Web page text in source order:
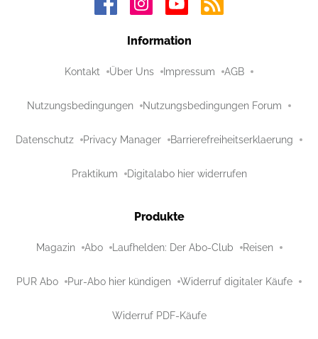
Information
Kontakt Über Uns Impressum AGB
Nutzungsbedingungen Nutzungsbedingungen Forum
Datenschutz Privacy Manager Barrierefreiheitserklaerung
Praktikum Digitalabo hier widerrufen
Produkte
Magazin Abo Laufhelden: Der Abo-Club Reisen
PUR Abo Pur-Abo hier kündigen Widerruf digitaler Käufe
Widerruf PDF-Käufe